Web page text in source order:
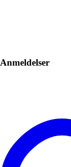
Anmeldelser